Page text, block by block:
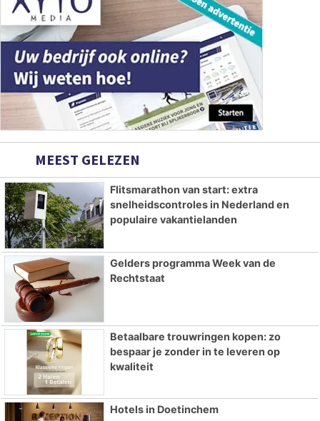
MEEST GELEZEN
Flitsmarathon van start: extra
snelheidscontroles in Nederland en
populaire vakantielanden
Gelders programma Week van de
Rechtstaat
Betaalbare trouwringen kopen: zo
bespaar je zonder in te leveren op
kwaliteit
Hotels in Doetinchem